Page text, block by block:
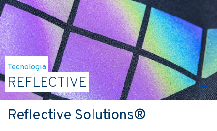
Tecnologia
REFLECTIVE
Reflective Solutions®